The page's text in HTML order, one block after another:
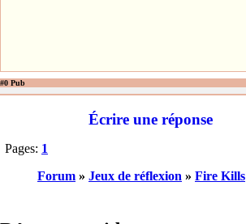
#0 Pub
Écrire une réponse
Pages: 1
Forum » Jeux de réflexion » Fire Kills